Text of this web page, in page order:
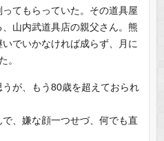
てもらっていた。その道具屋
山内武道具店の親父さん。熊
でいかなければ成らず、月に
。
が、もう80歳を超えておられ
、嫌な顔一つせづ、何でも直